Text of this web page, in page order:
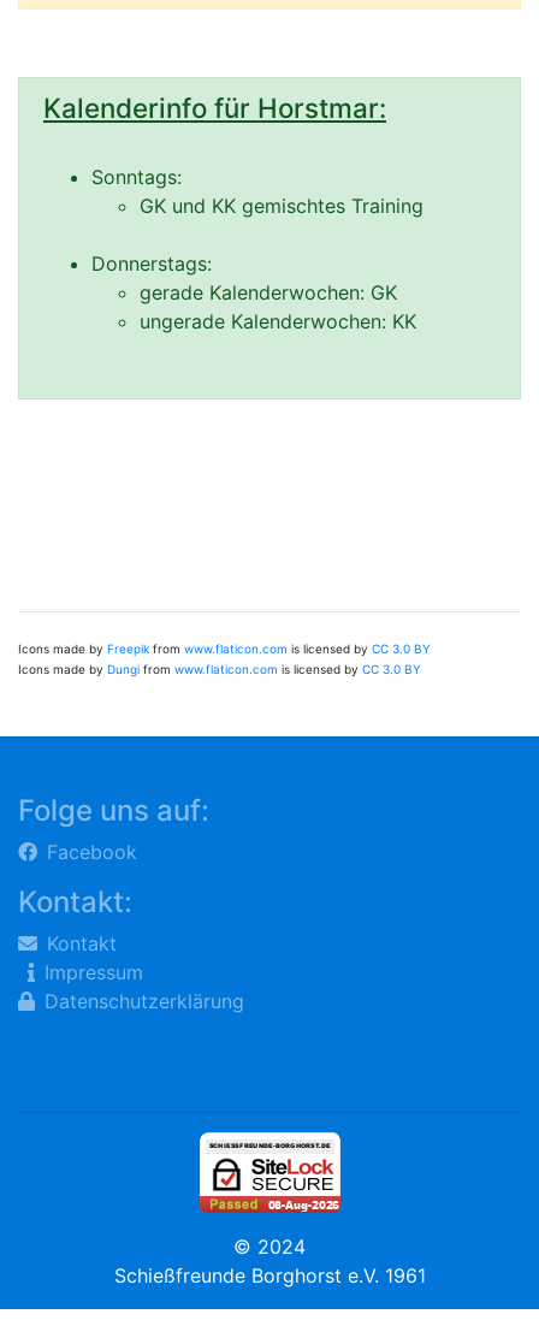
Kalenderinfo für Horstmar:
Sonntags:
GK und KK gemischtes Training
Donnerstags:
gerade Kalenderwochen: GK
ungerade Kalenderwochen: KK
Icons made by Freepik from www.flaticon.com is licensed by CC 3.0 BY
Icons made by Dungi from www.flaticon.com is licensed by CC 3.0 BY
Folge uns auf:
Facebook
Kontakt:
Kontakt
Impressum
Datenschutzerklärung
© 2024
Schießfreunde Borghorst e.V. 1961